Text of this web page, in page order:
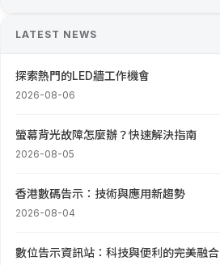
LATEST NEWS
探索熱門的LED牆工作機會
2026-08-06
螢幕背光故障怎麼辦？快速解決指南
2026-08-05
香港數碼告示：技術與應用新趨勢
2026-08-04
數位告示資訊站：科技與便利的完美融合